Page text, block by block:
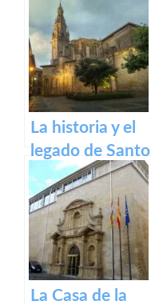
Alfaro: un
recorrido por el
pueblo riojano
La historia y el
legado de Santo
Domingo de la
Calzada
La Casa de la